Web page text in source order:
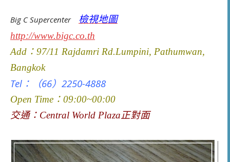
Big C Supercenter 檢視地圖
http://www.bigc.co.th
Add：97/11 Rajdamri Rd.Lumpini, Pathumwan,
Bangkok
Tel：（66）2250-4888
Open Time：09:00~00:00
交通： Central World Plaza正對面